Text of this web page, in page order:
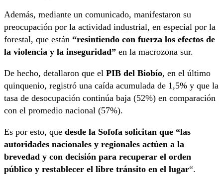
Además, mediante un comunicado, manifestaron su
preocupación por la actividad industrial, en especial por la
forestal, que están “resintiendo con fuerza los efectos de
la violencia y la inseguridad” en la macrozona sur.
De hecho, detallaron que el PIB del Biobío, en el último
quinquenio, registró una caída acumulada de 1,5% y que la
tasa de desocupación continúa baja (52%) en comparación
con el promedio nacional (57%).
Es por esto, que desde la Sofofa solicitan que “las
autoridades nacionales y regionales actúen a la
brevedad y con decisión para recuperar el orden
público y restablecer el libre tránsito en el lugar“.